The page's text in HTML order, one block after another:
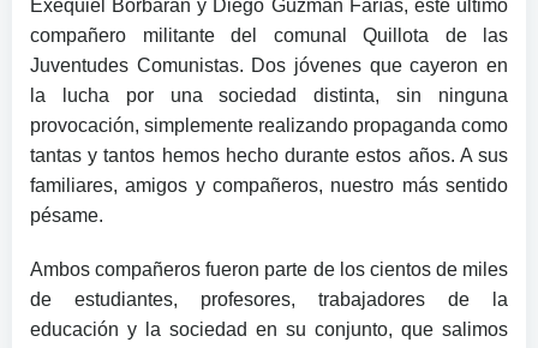
Exequiel Borbarán y Diego Guzmán Farías, este último
compañero militante del comunal Quillota de las
Juventudes Comunistas. Dos jóvenes que cayeron en
la lucha por una sociedad distinta, sin ninguna
provocación, simplemente realizando propaganda como
tantas y tantos hemos hecho durante estos años. A sus
familiares, amigos y compañeros, nuestro más sentido
pésame.
Ambos compañeros fueron parte de los cientos de miles
de estudiantes, profesores, trabajadores de la
educación y la sociedad en su conjunto, que salimos